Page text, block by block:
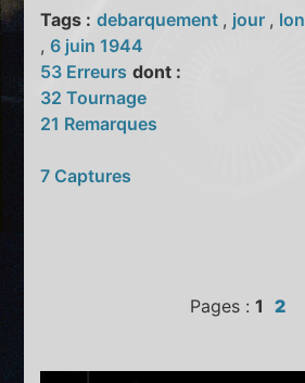
Tags : debarquement , jour ,
,6 juin 1944
53 Erreurs dont :
32 Tournage
21 Remarques
7 Captures
Pages : 1 2